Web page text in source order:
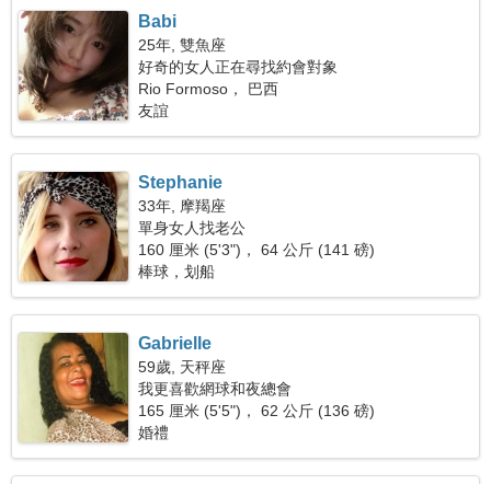
Babi
25年, 雙魚座
好奇的女人正在尋找約會對象
Rio Formoso， 巴西
友誼
Stephanie
33年, 摩羯座
單身女人找老公
160 厘米 (5'3")， 64 公斤 (141 磅)
棒球，划船
Gabrielle
59歲, 天秤座
我更喜歡網球和夜總會
165 厘米 (5'5")， 62 公斤 (136 磅)
婚禮